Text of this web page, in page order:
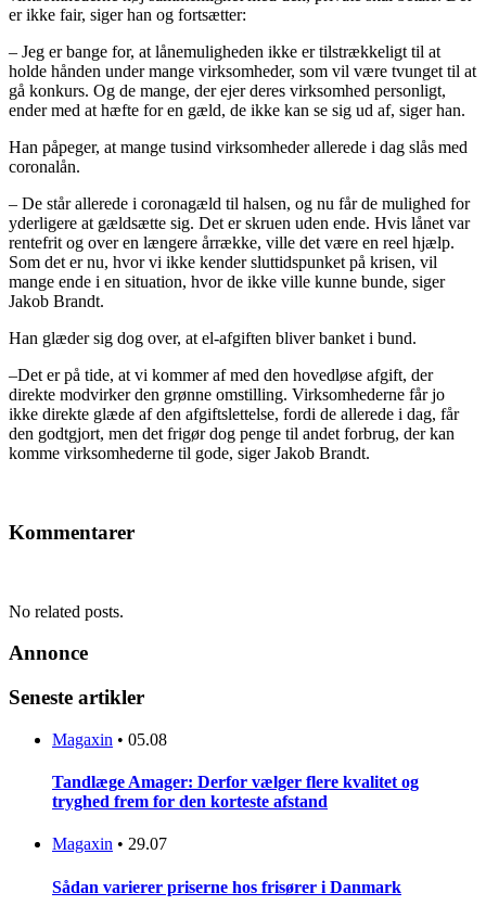
er ikke fair, siger han og fortsætter:
– Jeg er bange for, at lånemuligheden ikke er tilstrækkeligt til at
holde hånden under mange virksomheder, som vil være tvunget til at
gå konkurs. Og de mange, der ejer deres virksomhed personligt,
ender med at hæfte for en gæld, de ikke kan se sig ud af, siger han.
Han påpeger, at mange tusind virksomheder allerede i dag slås med
coronalån.
– De står allerede i coronagæld til halsen, og nu får de mulighed for
yderligere at gældsætte sig. Det er skruen uden ende. Hvis lånet var
rentefrit og over en længere årrække, ville det være en reel hjælp.
Som det er nu, hvor vi ikke kender sluttidspunket på krisen, vil
mange ende i en situation, hvor de ikke ville kunne bunde, siger
Jakob Brandt.
Han glæder sig dog over, at el-afgiften bliver banket i bund.
–Det er på tide, at vi kommer af med den hovedløse afgift, der
direkte modvirker den grønne omstilling. Virksomhederne får jo
ikke direkte glæde af den afgiftslettelse, fordi de allerede i dag, får
den godtgjort, men det frigør dog penge til andet forbrug, der kan
komme virksomhederne til gode, siger Jakob Brandt.
Kommentarer
No related posts.
Annonce
Seneste artikler
Magaxin • 05.08
Tandlæge Amager: Derfor vælger flere kvalitet og
tryghed frem for den korteste afstand
Magaxin • 29.07
Sådan varierer priserne hos frisører i Danmark